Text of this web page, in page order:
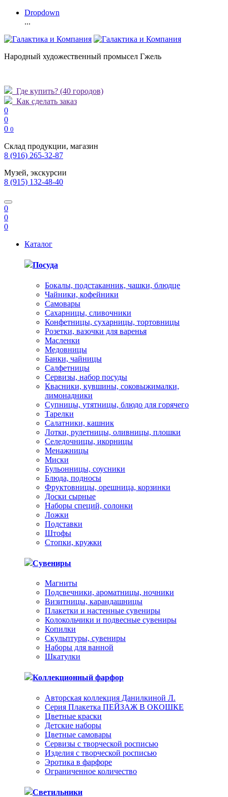
Dropdown
...
Народный художественный промысел Гжель
Где купить? (40 городов)
Как сделать заказ
0
0
0 0
Склад продукции, магазин
8 (916) 265-32-87
Музей, экскурсии
8 (915) 132-48-40
0
0
0
Каталог
Посуда
Бокалы, подстаканник, чашки, блюдце
Чайники, кофейники
Самовары
Сахарницы, сливочники
Конфетницы, сухарницы, тортовницы
Розетки, вазочки для варенья
Масленки
Медовницы
Банки, чайницы
Салфетницы
Сервизы, набор посуды
Квасники, кувшины, соковыжималки,
лимонадники
Супницы, утятницы, блюдо для горячего
Тарелки
Салатники, кашник
Лотки, рулетницы, оливницы, плошки
Селедочницы, икорницы
Менажницы
Миски
Бульонницы, соусники
Блюда, подносы
Фруктовницы, орешница, корзинки
Доски сырные
Наборы специй, солонки
Ложки
Подставки
Штофы
Стопки, кружки
Сувениры
Магниты
Подсвечники, ароматницы, ночники
Визитницы, карандашницы
Плакетки и настенные сувениры
Колокольчики и подвесные сувениры
Копилки
Скульптуры, сувениры
Наборы для ванной
Шкатулки
Коллекционный фарфор
Авторская коллекция Данилкиной Л.
Серия Плакетка ПЕЙЗАЖ В ОКОШКЕ
Цветные краски
Детские наборы
Цветные самовары
Сервизы с творческой росписью
Изделия с творческой росписью
Эротика в фарфоре
Ограниченное количество
Светильники